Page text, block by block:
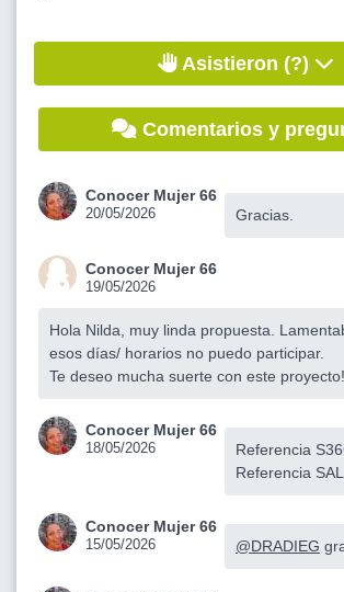
Asistieron (?)
Comentarios y
Conocer Mujer 66
20/05/2026 Gracias.
Conocer Mujer 66
19/05/2026
Hola Nilda, muy linda propuesta.
esos días/ horarios no puedo participar.
Te deseo mucha suerte con este proyecto!
Conocer Mujer 66
18/05/2026
Referencia
Referencia
Conocer Mujer 66
15/05/2026 @DRADIEG